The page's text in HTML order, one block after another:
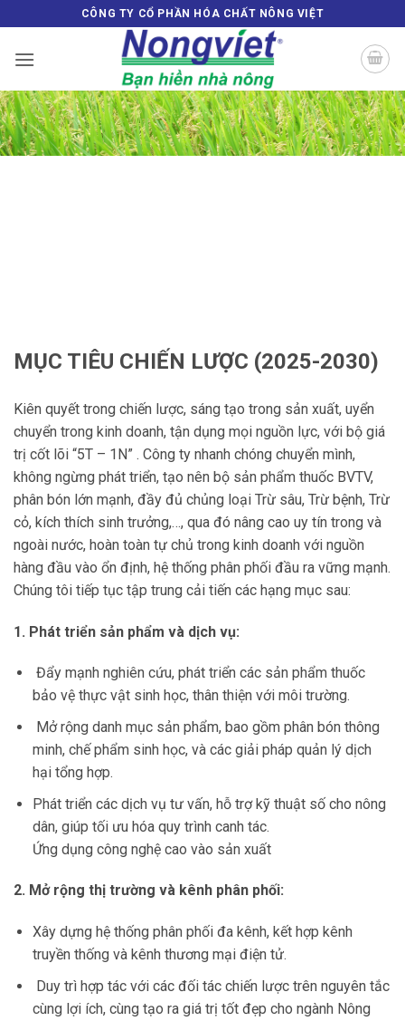
qua
nội
CÔNG TY CỔ PHẦN HÓA CHẤT NÔNG VIỆT
MỤC TIÊU CHIẾN LƯỢC (2025-2030)
Kiên quyết trong chiến lược, sáng tạo trong sản xuất, uyển
chuyển trong kinh doanh, tận dụng mọi nguồn lực, với bộ giá
trị cốt lõi “5T – 1N” . Công ty nhanh chóng chuyển mình,
không ngừng phát triển, tạo nên bộ sản phẩm thuốc BVTV,
phân bón lớn mạnh, đầy đủ chủng loại Trừ sâu, Trừ bệnh, Trừ
cỏ, kích thích sinh trưởng,…, qua đó nâng cao uy tín trong và
ngoài nước, hoàn toàn tự chủ trong kinh doanh với nguồn
hàng đầu vào ổn định, hệ thống phân phối đầu ra vững mạnh.
Chúng tôi tiếp tục tập trung cải tiến các hạng mục sau:
1. Phát triển sản phẩm và dịch vụ:
Đẩy mạnh nghiên cứu, phát triển các sản phẩm thuốc
bảo vệ thực vật sinh học, thân thiện với môi trường.
Mở rộng danh mục sản phẩm, bao gồm phân bón thông
minh, chế phẩm sinh học, và các giải pháp quản lý dịch
hại tổng hợp.
Phát triển các dịch vụ tư vấn, hỗ trợ kỹ thuật số cho nông
dân, giúp tối ưu hóa quy trình canh tác.
Ứng dụng công nghệ cao vào sản xuất
2. Mở rộng thị trường và kênh phân phối:
Xây dựng hệ thống phân phối đa kênh, kết hợp kênh
truyền thống và kênh thương mại điện tử.
Duy trì hợp tác với các đối tác chiến lược trên nguyên tắc
cùng lợi ích, cùng tạo ra giá trị tốt đẹp cho ngành Nông